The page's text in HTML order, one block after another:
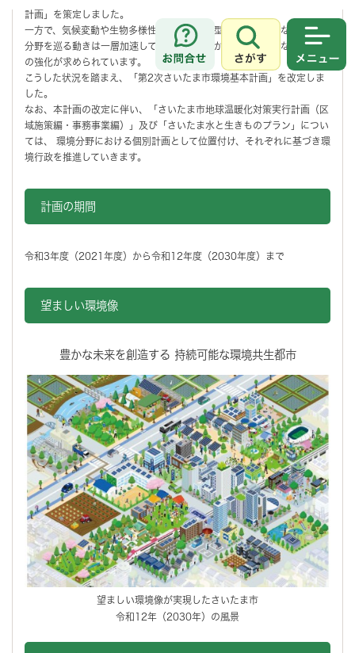
お問合せ
さがす
計画」を策定しました。
一方で、気候変動や生物多様性の損失、循環型社会への転換など、環境
分野を巡る動きは一層加速しており、総合的かつ分野横断的な環境施策
の強化が求められています。
こうした状況を踏まえ、「第2次さいたま市環境基本計画」を改定しま
した。
なお、本計画の改定に伴い、「さいたま市地球温暖化対策実行計画（区
域施策編・事務事業編）」及び「さいたま水と生きものプラン」につい
ては、 環境分野における個別計画として位置付け、それぞれに基づき環
境行政を推進していきます。
計画の期間
令和3年度（2021年度）から令和12年度（2030年度）まで
望ましい環境像
豊かな未来を創造する 持続可能な環境共生都市
望ましい環境像が実現したさいたま市
令和12年（2030年）の風景